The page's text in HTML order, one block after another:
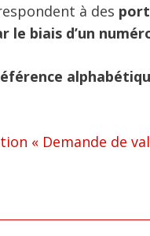
à des
le biais d’un
« Demande de